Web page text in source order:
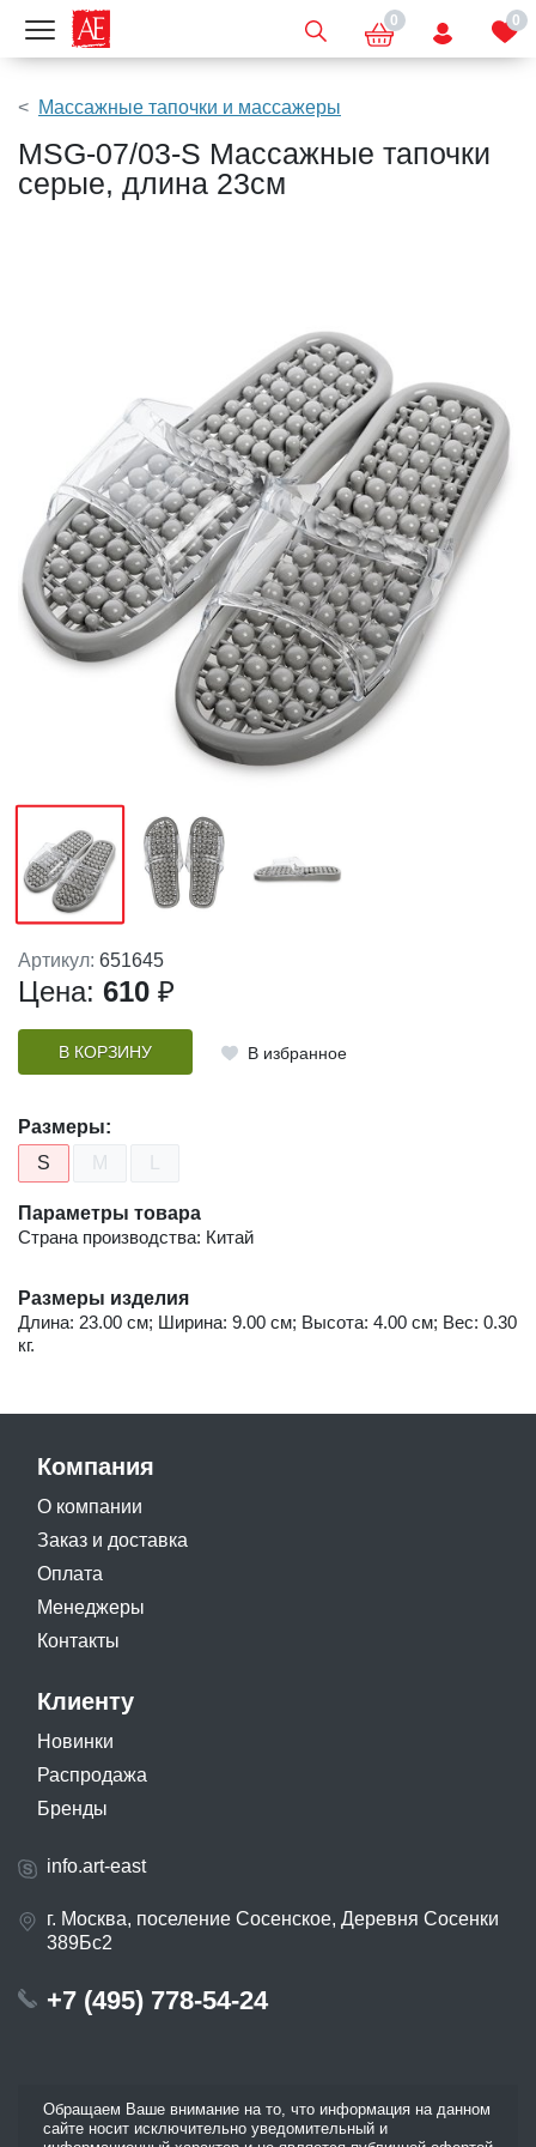
Показать меню 0 0
Массажные тапочки и массажеры
MSG-07/03-S Массажные тапочки
серые, длина 23см
Артикул: 651645
Цена: 610 ₽
В КОРЗИНУ В избранное
Размеры:
S
M
Параметры товара
Страна производства: Китай
Размеры изделия
Длина: 23.00 см; Ширина: 9.00 см; Высота: 4.00 см; Вес: 0.30
кг.
Компания
О компании
Заказ и доставка
Оплата
Менеджеры
Контакты
Клиенту
Новинки
Распродажа
Бренды
info.art-east
г. Москва, поселение Сосенское, Деревня Сосенки
389Бс2
+7 (495) 778-54-24
Обращаем Ваше внимание на то, что информация на данном
сайте носит исключительно уведомительный и